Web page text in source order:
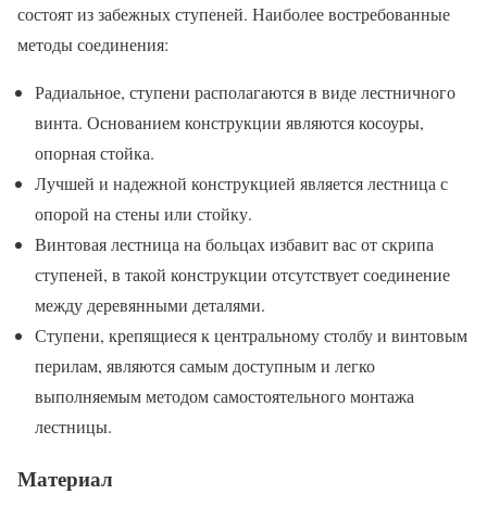
состоят из забежных ступеней. Наиболее востребованные
методы соединения:
Радиальное, ступени располагаются в виде лестничного
винта. Основанием конструкции являются косоуры,
опорная стойка.
Лучшей и надежной конструкцией является лестница с
опорой на стены или стойку.
Винтовая лестница на больцах избавит вас от скрипа
ступеней, в такой конструкции отсутствует соединение
между деревянными деталями.
Ступени, крепящиеся к центральному столбу и винтовым
перилам, являются самым доступным и легко
выполняемым методом самостоятельного монтажа
лестницы.
Материал